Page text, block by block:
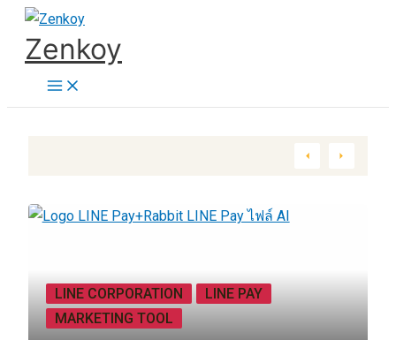
Skip
content
Zenkoy
LINE CORPORATION
LINE PAY
MARKETING TOOL